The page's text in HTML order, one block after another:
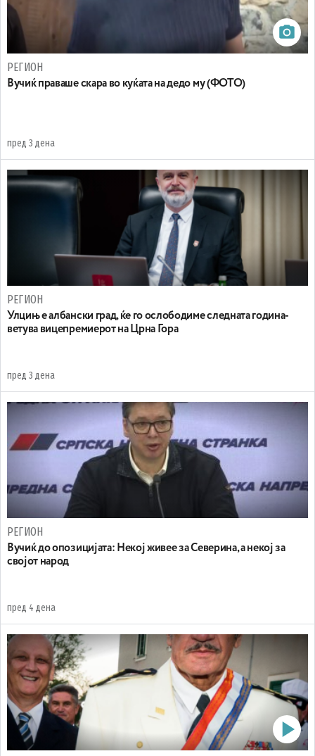
РЕГИОН
Вучиќ праваше скара во куќата на дедо му (ФОТО)
пред 3 дена
РЕГИОН
Улцињ е албански град, ќе го ослободиме следната година-
ветува вицепремиерот на Црна Гора
пред 3 дена
РЕГИОН
Вучиќ до опозицијата: Некој живее за Северина, а некој за
својот народ
пред 4 дена